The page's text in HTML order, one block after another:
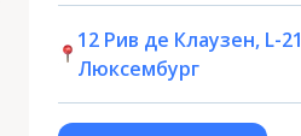
12 Рив де Клаузен, L-
Люксембург